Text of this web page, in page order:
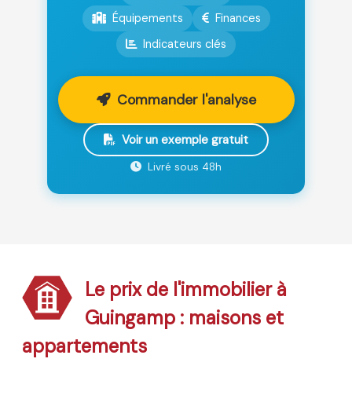
Équipements
Finances
Indicateurs clés
Commander l'analyse
Voir un exemple gratuit
Livré sous 48h
Le prix de l'immobilier à
Guingamp : maisons et
appartements